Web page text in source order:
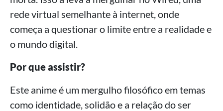
rede virtual semelhante à internet, onde
começa a questionar o limite entre a realidade e
o mundo digital.
Por que assistir?
Este anime é um mergulho filosófico em temas
como identidade, solidão e a relação do ser